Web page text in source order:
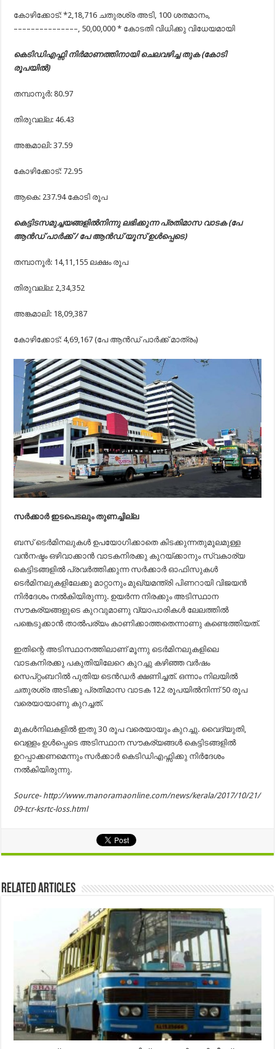
കോഴിക്കോട്: *2,18,716 ചതുരശ്ര അടി, 100 ശതമാനം,
–––––––––––––––, 50,00,000 * കോടതി വിധിക്കു വിധേയമായി
കെടിഡിഎഫ്സി നിർമാണത്തിനായി ചെലവഴിച്ച തുക (കോടി
രൂപയിൽ)
തമ്പാനൂർ: 80.97
തിരുവല്ല: 46.43
അങ്കമാലി: 37.59
കോഴിക്കോട്: 72.95
ആകെ: 237.94 കോടി രൂപ
കെട്ടിടസമുച്ചയങ്ങളിൽനിന്നു ലഭിക്കുന്ന പ്രതിമാസ വാടക (പേ
ആൻഡ് പാർക്ക് / പേ ആൻഡ് യൂസ് ഉൾപ്പെടെ)
തമ്പാനൂർ: 14,11,155 ലക്ഷം രൂപ
തിരുവല്ല: 2,34,352
അങ്കമാലി: 18,09,387
കോഴിക്കോട്: 4,69,167 (പേ ആൻഡ് പാർക്ക് മാത്രം)
സർക്കാർ ഇടപെടലും തുണച്ചില്ല
ബസ് ടെർമിനലുകൾ ഉപയോഗിക്കാതെ കിടക്കുന്നതുമൂലമുള്ള
വൻനഷ്ടം ഒഴിവാക്കാൻ വാടകനിരക്കു കുറയ്ക്കാനും സ്വകാര്യ
കെട്ടിടങ്ങളിൽ പ്രവർത്തിക്കുന്ന സർക്കാർ ഓഫിസുകൾ
ടെർമിനലുകളിലേക്കു മാറ്റാനും മുഖ്യമന്ത്രി പിണറായി വിജയൻ
നിർദേശം നൽകിയിരുന്നു. ഉയർന്ന നിരക്കും അടിസ്ഥാന
സൗകര്യങ്ങളുടെ കുറവുമാണു വ്യാപാരികൾ ലേലത്തിൽ
പങ്കെടുക്കാൻ താൽപര്യം കാണിക്കാത്തതെന്നാണു കണ്ടെത്തിയത്.
ഇതിന്റെ അടിസ്ഥാനത്തിലാണ് മൂന്നു ടെർമിനലുകളിലെ
വാടകനിരക്കു പകുതിയിലേറെ കുറച്ചു കഴിഞ്ഞ വർഷം
സെപ്റ്റംബറിൽ പുതിയ ടെൻഡർ ക്ഷണിച്ചത്. ഒന്നാം നിലയിൽ
ചതുരശ്ര അടിക്കു പ്രതിമാസ വാടക 122 രൂപയിൽനിന്ന് 50 രൂപ
വരെയായാണു കുറച്ചത്.
മുകൾനിലകളിൽ ഇതു 30 രൂപ വരെയായും കുറച്ചു. വൈദ്യുതി,
വെള്ളം ഉൾപ്പെടെ അടിസ്ഥാന സൗകര്യങ്ങൾ കെട്ടിടങ്ങളിൽ
ഉറപ്പാക്കണമെന്നും സർക്കാർ കെടിഡിഎഫ്സിക്കു നിർദേശം
നൽകിയിരുന്നു.
Source- http://www.manoramaonline.com/news/kerala/2017/10/21/
09-tcr-ksrtc-loss.html
Related Articles